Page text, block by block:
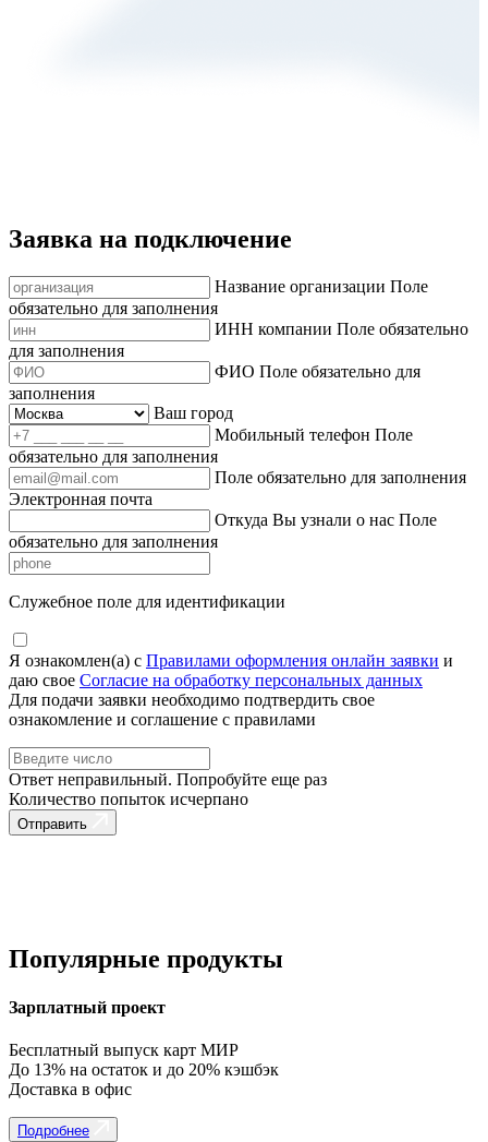
Заявка на подключение
Название организации Поле
обязательно для заполнения
ИНН компании Поле обязательно
для заполнения
ФИО Поле обязательно для
заполнения
Ваш город
Мобильный телефон Поле
обязательно для заполнения
Поле обязательно для заполнения
Электронная почта
Откуда Вы узнали о нас Поле
обязательно для заполнения
Служебное поле для идентификации
Я ознакомлен(а) с Правилами оформления онлайн заявки и
даю свое Согласие на обработку персональных данных
Для подачи заявки необходимо подтвердить свое
ознакомление и соглашение с правилами
Ответ неправильный. Попробуйте еще раз
Количество попыток исчерпано
Отправить
Популярные продукты
Зарплатный проект
Бесплатный выпуск карт МИР
До 13% на остаток и до 20% кэшбэк
Доставка в офис
Подробнее